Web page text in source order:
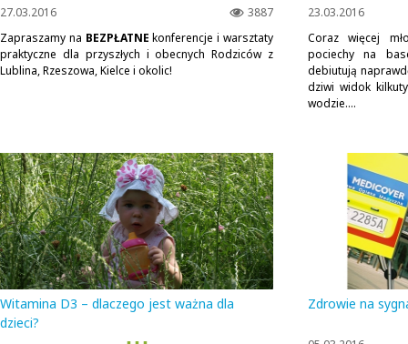
3887
27.03.2016
Zapraszamy na BEZPŁATNE konferencje i warsztaty
praktyczne dla przyszłych i obecnych Rodziców z
Lublina, Rzeszowa, Kielce i okolic!
23.03.2016
Coraz więcej
pociechy na
debiutują
dziwi widok
wodzie....
Witamina D3 – dlaczego jest ważna dla
dzieci?
Zdrowie na